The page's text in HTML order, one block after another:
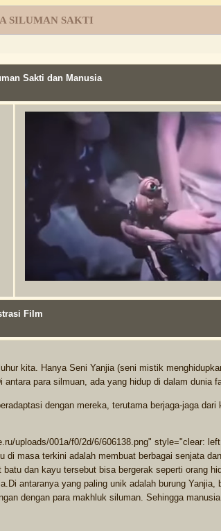
SILUMAN SAKTI
Sakti dan Manusia
Film
kita. Hanya Seni Yanjia (seni mistik
para silmuan, ada yang hidup di dalam dunia
dengan mereka, terutama berjaga-jaga
uploads/001a/f0/2d/6/606138.png" style="clear:
masa terkini adalah membuat berbagai senjata
dan kayu tersebut bisa bergerak seperti orang
antaranya yang paling unik adalah burung Yanjia,
dengan para makhluk siluman. Sehingga